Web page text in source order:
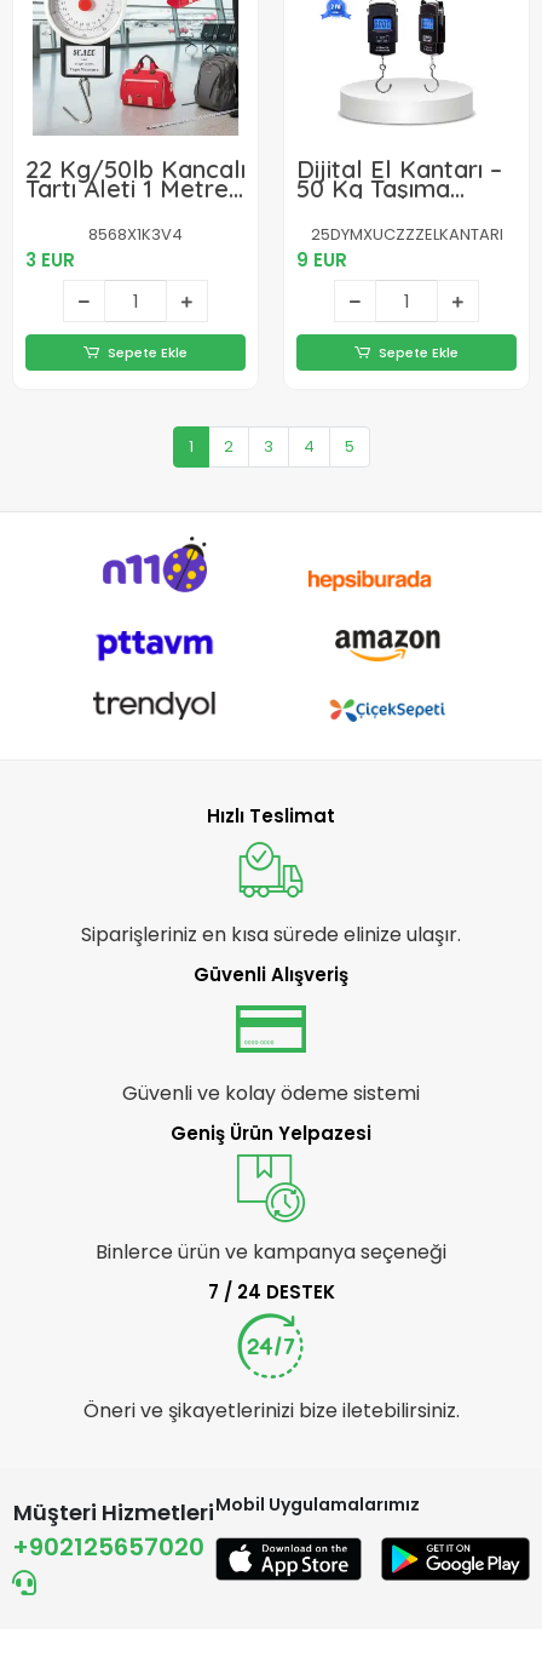
22 Kg/50lb Kancalı
Tartı Aleti 1 Metre
Mezuralı Askılı
Balıkçı Terazisi
8568X1K3V4
3 EUR
Sepete Ekle
Dijital El Kantarı –
50 Kg Taşıma
Kapasiteli,
Taşınabilir Hassas
Tartı
25DYMXUCZZZELKANTARI
9 EUR
Sepete Ekle
1 2 3 4 5
Hızlı Teslimat
Siparişleriniz en kısa sürede elinize ulaşır.
Güvenli Alışveriş
Güvenli ve kolay ödeme sistemi
Geniş Ürün Yelpazesi
Binlerce ürün ve kampanya seçeneği
7 / 24 DESTEK
Öneri ve şikayetlerinizi bize iletebilirsiniz.
Müşteri Hizmetleri
+902125657020
Mobil Uygulamalarımız